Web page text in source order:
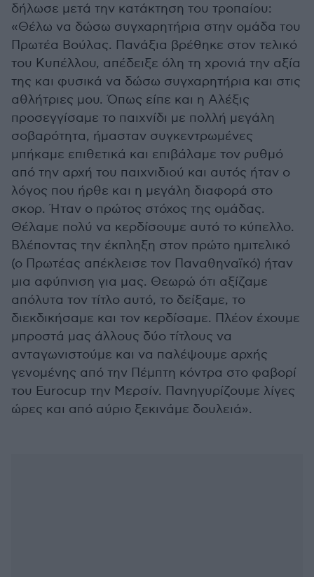
δήλωσε μετά την κατάκτηση του τροπαίου:
«Θέλω να δώσω συγχαρητήρια στην ομάδα του
Πρωτέα Βούλας. Πανάξια βρέθηκε στον τελικό
του Kυπέλλου, απέδειξε όλη τη χρονιά την αξία
της και φυσικά να δώσω συγχαρητήρια και στις
αθλήτριες μου. Όπως είπε και η Αλέξις
προσεγγίσαμε το παιχνίδι με πολλή μεγάλη
σοβαρότητα, ήμασταν συγκεντρωμένες
μπήκαμε επιθετικά και επιβάλαμε τον ρυθμό
από την αρχή του παιχνιδιού και αυτός ήταν ο
λόγος που ήρθε και η μεγάλη διαφορά στο
σκορ. Ήταν ο πρώτος στόχος της ομάδας.
Θέλαμε πολύ να κερδίσουμε αυτό το κύπελλο.
Βλέποντας την έκπληξη στον πρώτο ημιτελικό
(ο Πρωτέας απέκλεισε τον Παναθηναϊκό) ήταν
μια αφύπνιση για μας. Θεωρώ ότι αξίζαμε
απόλυτα τον τίτλο αυτό, το δείξαμε, το
διεκδικήσαμε και τον κερδίσαμε. Πλέον έχουμε
μπροστά μας άλλους δύο τίτλους να
ανταγωνιστούμε και να παλέψουμε αρχής
γενομένης από την Πέμπτη κόντρα στο φαβορί
του Eurocup την Μερσίν. Πανηγυρίζουμε λίγες
ώρες και από αύριο ξεκινάμε δουλειά».